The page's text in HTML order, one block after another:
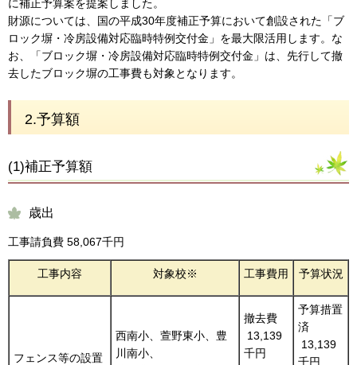
に補正予算案を提案しました。
財源については、国の平成30年度補正予算において創設された「ブ
ロック塀・冷房設備対応臨時特例交付金」を最大限活用します。な
お、「ブロック塀・冷房設備対応臨時特例交付金」は、先行して撤
去したブロック塀の工事費も対象となります。
2.予算額
(1)補正予算額
歳出
工事請負費 58,067千円
工事内容 対象校※ 工事費用 予算状況
フェンス等の設置
西南小、萱野東小、豊
川南小、
撤去費
13,139
千円
予算措置
済
13,139
千円